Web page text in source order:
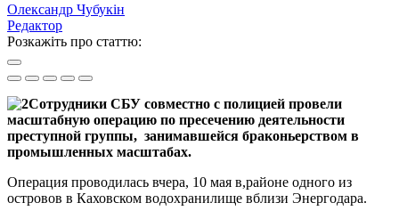
Олександр Чубукін
Редактор
Розкажіть про статтю:
Сотрудники СБУ совместно с полицией провели
масштабную операцию по пресечению деятельности
преступной группы, занимавшейся браконьерством в
промышленных масштабах.
Операция проводилась вчера, 10 мая в,районе одного из
островов в Каховском водохранилище вблизи Энергодара.